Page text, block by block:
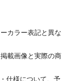
カラー表記と異な
載画像と実際の商
仕様について、予